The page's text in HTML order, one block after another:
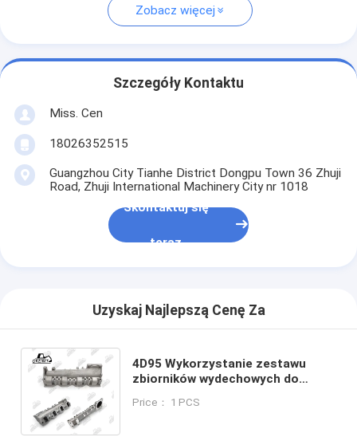
Zobacz więcej
Szczegóły Kontaktu
Miss. Cen
18026352515
Guangzhou City Tianhe District Dongpu Town 36 Zhuji
Road, Zhuji International Machinery City nr 1018
Skontaktuj się
teraz
Uzyskaj Najlepszą Cenę Za
4D95 Wykorzystanie zestawu
zbiorników wydechowych do
4D95L 6204-13-5110
Price： 1 PCS